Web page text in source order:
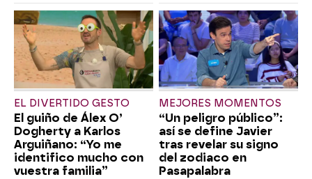
EL DIVERTIDO GESTO
El guiño de Álex O’
Dogherty a Karlos
Arguiñano: “Yo me
identifico mucho con
vuestra familia”
MEJORES MOMENTOS
“Un peligro público”:
así se define Javier
tras revelar su signo
del zodiaco en
Pasapalabra